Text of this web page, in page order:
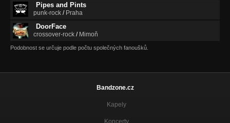
Pipes and Pints
punk-rock / Praha
DoorFace
crossover-rock / Mimoň
Podobnost se určuje podle počtu společných fanoušků.
Bandzone.cz
Kapely
Koncerty